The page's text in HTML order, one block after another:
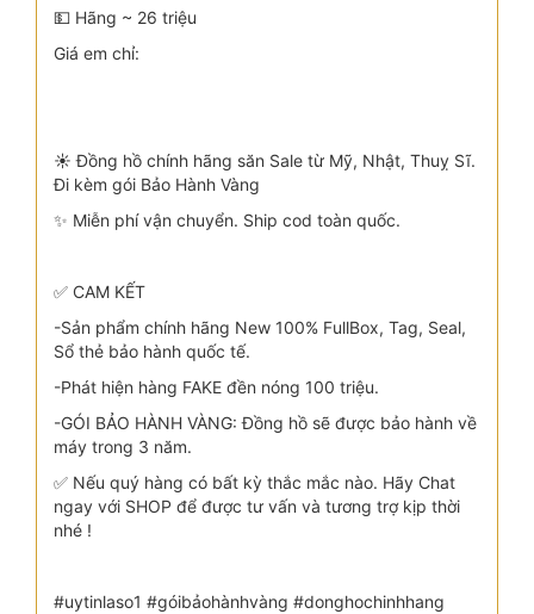
💵 Hãng ~ 26 triệu
Giá em chỉ:
☀️ Đồng hồ chính hãng săn Sale từ Mỹ, Nhật, Thuỵ Sĩ.
Đi kèm gói Bảo Hành Vàng
✨ Miễn phí vận chuyển. Ship cod toàn quốc.
✅ CAM KẾT
-Sản phẩm chính hãng New 100% FullBox, Tag, Seal,
Sổ thẻ bảo hành quốc tế.
-Phát hiện hàng FAKE đền nóng 100 triệu.
-GÓI BẢO HÀNH VÀNG: Đồng hồ sẽ được bảo hành về
máy trong 3 năm.
✅ Nếu quý hàng có bất kỳ thắc mắc nào. Hãy Chat
ngay với SHOP để được tư vấn và tương trợ kịp thời
nhé !
#uytinlaso1 #góibảohànhvàng #donghochinhhang